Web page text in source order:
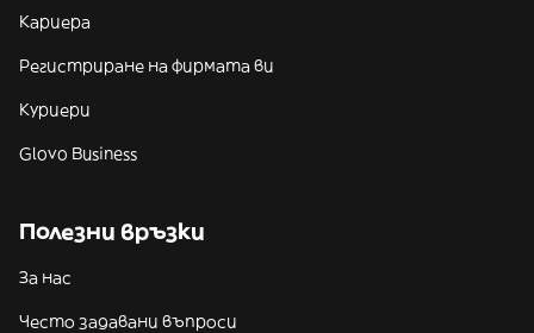
Кариера
Регистриране на фирмата ви
Куриери
Glovo Business
Полезни връзки
За нас
Често задавани въпроси